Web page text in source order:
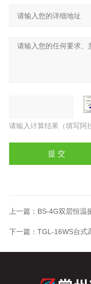
请输入计算结果（填写阿
上一篇： BS-4G双层恒温
下一篇： TGL-16WS台式